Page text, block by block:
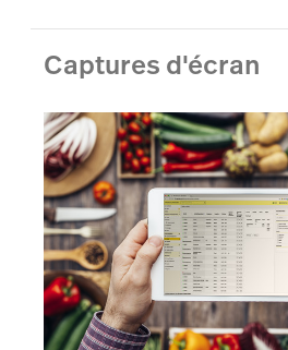
Captures d'écran